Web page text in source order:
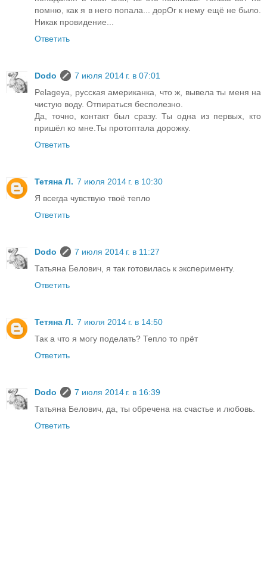
помню, как я в него попала... дорОг к нему ещё не было.
Никак провидение...
Ответить
Dodo
7 июля 2014 г. в 07:01
Pelageya, русская американка, что ж, вывела ты меня на
чистую воду. Отпираться бесполезно.
Да, точно, контакт был сразу. Ты одна из первых, кто
пришёл ко мне.Ты протоптала дорожку.
Ответить
Тетяна Л. 7 июля 2014 г. в 10:30
Я всегда чувствую твоё тепло
Ответить
Dodo
7 июля 2014 г. в 11:27
Татьяна Белович, я так готовилась к эксперименту.
Ответить
Тетяна Л. 7 июля 2014 г. в 14:50
Так а что я могу поделать? Тепло то прёт
Ответить
Dodo
7 июля 2014 г. в 16:39
Татьяна Белович, да, ты обречена на счастье и любовь.
Ответить